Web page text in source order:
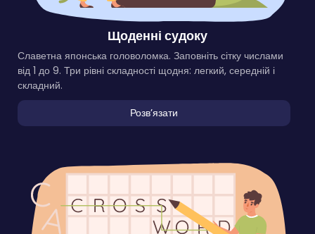
Щоденні судоку
Славетна японська головоломка. Заповніть сітку числами
від 1 до 9. Три рівні складності щодня: легкий, середній і
складний.
Розвʼязати